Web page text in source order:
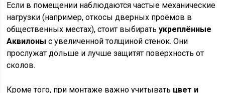
Если в помещении наблюдаются частые механические
нагрузки (например, откосы дверных проёмов в
общественных местах), стоит выбиратьукреплённые
Аквилоны с увеличенной толщиной стенок. Они
прослужат дольше и лучше защитят поверхность от
сколов.
Кроме того, при монтаже важно учитывать цвет и